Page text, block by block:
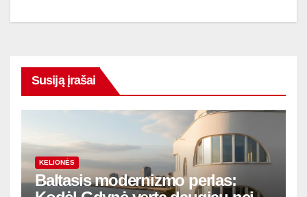
Susiją įrašai
KELIONĖS
Baltasis modernizmo perlas: